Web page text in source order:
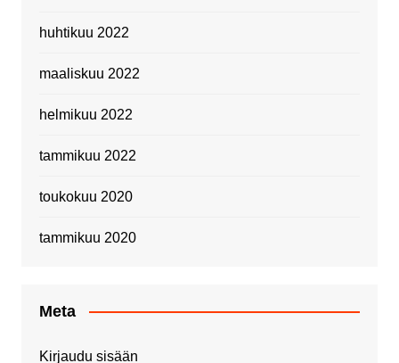
huhtikuu 2022
maaliskuu 2022
helmikuu 2022
tammikuu 2022
toukokuu 2020
tammikuu 2020
Meta
Kirjaudu sisään